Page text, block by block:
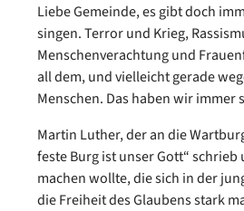
Liebe Gemeinde, es gibt doch
singen. Terror und Krieg,
Menschenverachtung und
all dem, und vielleicht gerade
Menschen. Das haben wir immer
Martin Luther, der an die
feste Burg ist unser Gott“
machen wollte, die sich in der
die Freiheit des Glaubens stark